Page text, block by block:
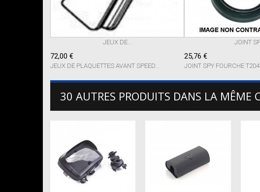
JEUX DE...
72,00 €
JEUX DE PLAQUETTES AVANT SPEED...
JOINT
25,76 €
JOINT SPY FOURCHE
30 AUTRES PRODUITS DANS LA MÊME